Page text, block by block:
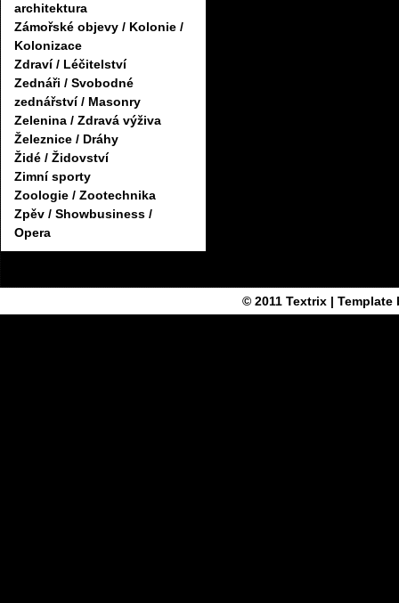
architektura
Zámořské objevy / Kolonie /
Kolonizace
Zdraví / Léčitelství
Zednáři / Svobodné
zednářství / Masonry
Zelenina / Zdravá výživa
Železnice / Dráhy
Židé / Židovství
Zimní sporty
Zoologie / Zootechnika
Zpěv / Showbusiness /
Opera
© 2011 Textrix| Template